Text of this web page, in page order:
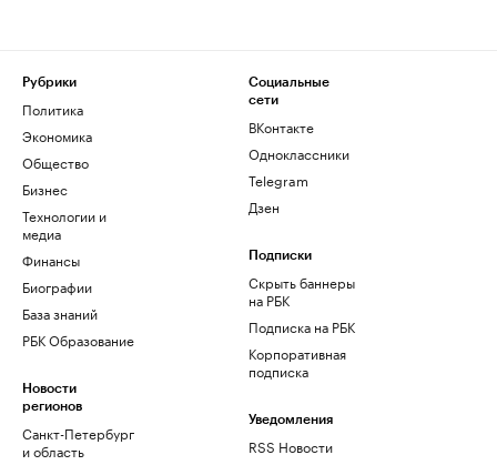
Рубрики
Политика
Экономика
Общество
Бизнес
Технологии и
медиа
Финансы
Биографии
База знаний
РБК Образование
Новости
регионов
Санкт-Петербург
и область
Социальные
сети
ВКонтакте
Одноклассники
Telegram
Дзен
Подписки
Скрыть баннеры
на РБК
Подписка на РБК
Корпоративная
подписка
Уведомления
RSS Новости